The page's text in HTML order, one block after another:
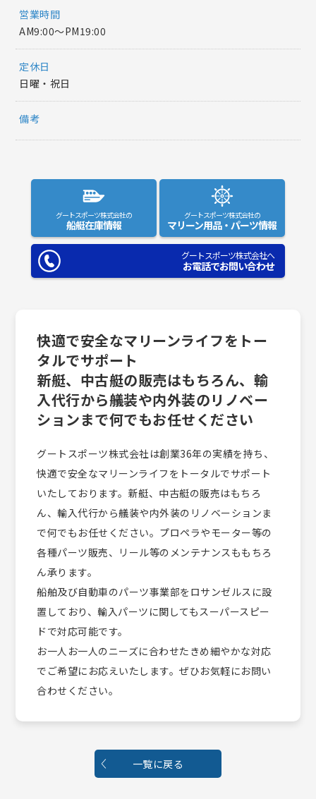
営業時間
AM9:00～PM19:00
定休日
日曜・祝日
備考
グートスポーツ株式会社の
船艇在庫情報
グートスポーツ株式会社の
マリーン用品・パーツ情報
グートスポーツ株式会社へ
お電話でお問い合わせ
快適で安全なマリーンライフをトー
タルでサポート
新艇、中古艇の販売はもちろん、輸
入代行から艤装や内外装のリノベー
ションまで何でもお任せください
グートスポーツ株式会社は創業36年の実績を持ち、
快適で安全なマリーンライフをトータルでサポート
いたしております。新艇、中古艇の販売はもちろ
ん、輸入代行から艤装や内外装のリノベーションま
で何でもお任せください。プロペラやモーター等の
各種パーツ販売、リール等のメンテナンスももちろ
ん承ります。
船舶及び自動車のパーツ事業部をロサンゼルスに設
置しており、輸入パーツに関してもスーパースピー
ドで対応可能です。
お一人お一人のニーズに合わせたきめ細やかな対応
でご希望にお応えいたします。ぜひお気軽にお問い
合わせください。
一覧に戻る